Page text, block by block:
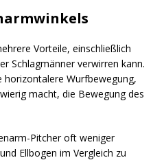
Vorteile, einschließlich
Schlagmänner verwirren kann.
horizontalere Wurfbewegung,
macht, die Bewegung des
Pitcher oft weniger
Ellbogen im Vergleich zu